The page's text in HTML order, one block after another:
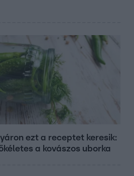
ezt a receptet keresik:
a kovászos uborka